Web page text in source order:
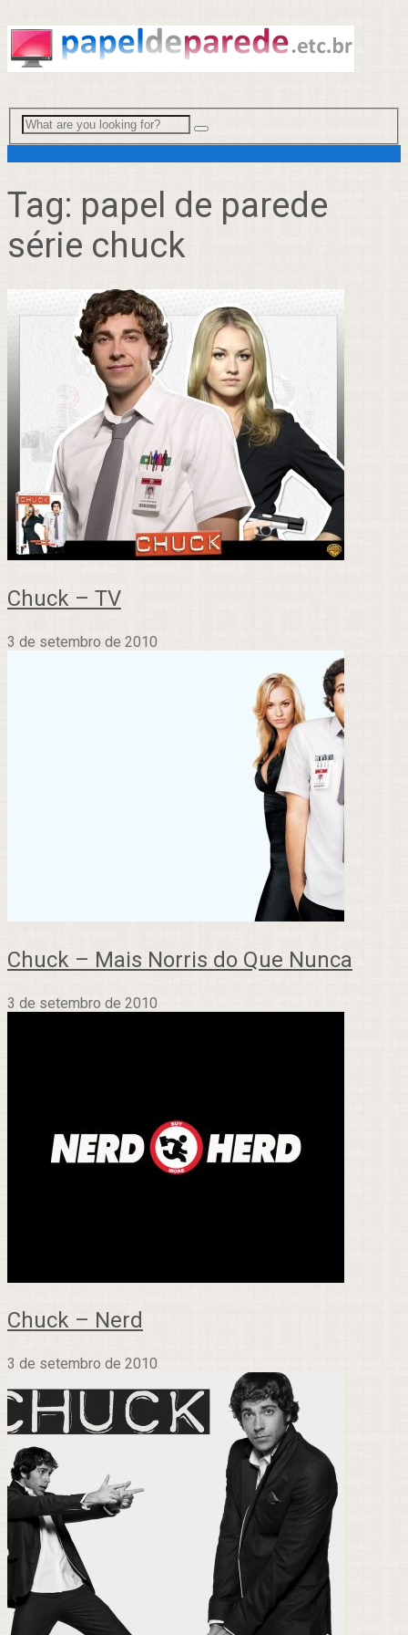
Tag: papel de parede
série chuck
Chuck – TV
3 de setembro de 2010
Chuck – Mais Norris do Que Nunca
3 de setembro de 2010
Chuck – Nerd
3 de setembro de 2010